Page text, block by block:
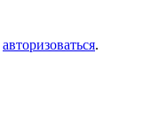
авторизоваться.